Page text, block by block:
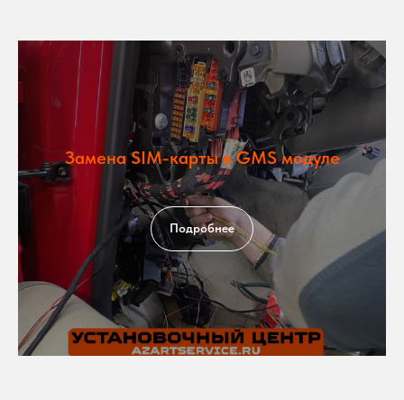
Замена SIM-карты в GMS модуле
Подробнее